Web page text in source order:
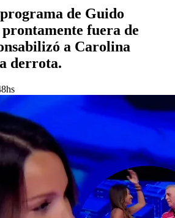
de Guido
fuera de
a Carolina
derrota.